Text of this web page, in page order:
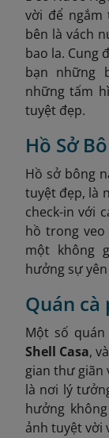
vời để ngắm
bên là vách
bao la. Cung
bạn những
những tấm
tuyệt đẹp.
Hồ Sở
Hồ sở bông
tuyệt đẹp, là
check-in với
hồ trong
một không
hưởng sự
Quán cà
Một số
Shell Casa,
gian thư
là nơi lý
hưởng
ảnh tuyệt vời